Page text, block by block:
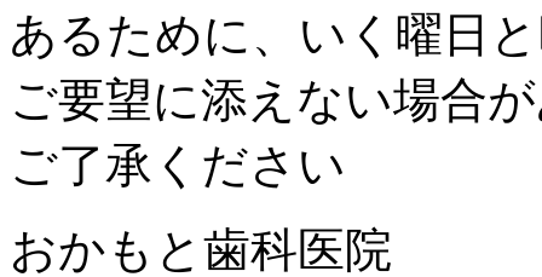
あるために、いく曜日
ご要望に添えない場合
ご了承ください
おかもと歯科医院